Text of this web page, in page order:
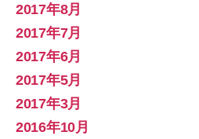
2017年8月
2017年7月
2017年6月
2017年5月
2017年3月
2016年10月